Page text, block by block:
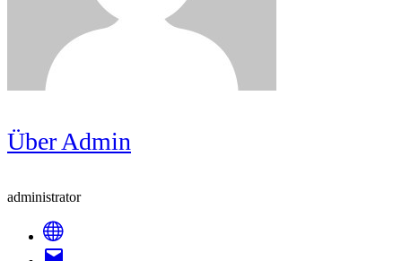
Über Admin
administrator